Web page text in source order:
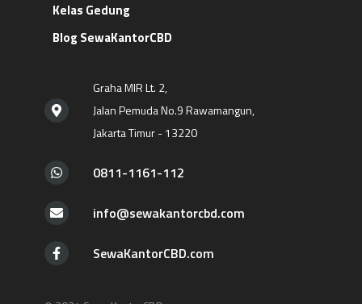
Kelas Gedung
Blog SewaKantorCBD
Graha MIR Lt. 2,
Jalan Pemuda No.9 Rawamangun,
Jakarta Timur - 13220
0811-1161-112
info@sewakantorcbd.com
SewaKantorCBD.com